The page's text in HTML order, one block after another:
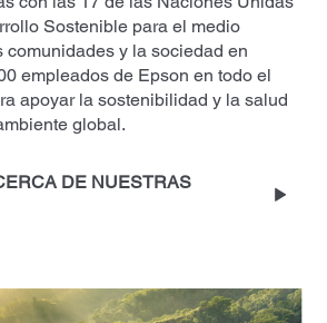
Sostenible para el medio
comunidades y la sociedad en
empleados de Epson en todo el
apoyar la sostenibilidad y la salud
global.
DE NUESTRAS